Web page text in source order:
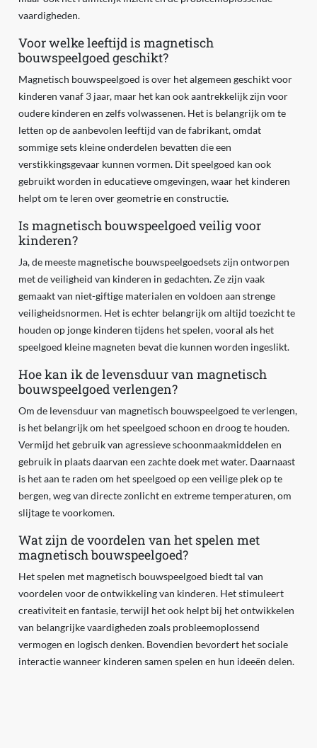
vaardigheden.
Voor welke leeftijd is magnetisch
bouwspeelgoed geschikt?
Magnetisch bouwspeelgoed is over het algemeen geschikt voor
kinderen vanaf 3 jaar, maar het kan ook aantrekkelijk zijn voor
oudere kinderen en zelfs volwassenen. Het is belangrijk om te
letten op de aanbevolen leeftijd van de fabrikant, omdat
sommige sets kleine onderdelen bevatten die een
verstikkingsgevaar kunnen vormen. Dit speelgoed kan ook
gebruikt worden in educatieve omgevingen, waar het kinderen
helpt om te leren over geometrie en constructie.
Is magnetisch bouwspeelgoed veilig voor
kinderen?
Ja, de meeste magnetische bouwspeelgoedsets zijn ontworpen
met de veiligheid van kinderen in gedachten. Ze zijn vaak
gemaakt van niet-giftige materialen en voldoen aan strenge
veiligheidsnormen. Het is echter belangrijk om altijd toezicht te
houden op jonge kinderen tijdens het spelen, vooral als het
speelgoed kleine magneten bevat die kunnen worden ingeslikt.
Hoe kan ik de levensduur van magnetisch
bouwspeelgoed verlengen?
Om de levensduur van magnetisch bouwspeelgoed te verlengen,
is het belangrijk om het speelgoed schoon en droog te houden.
Vermijd het gebruik van agressieve schoonmaakmiddelen en
gebruik in plaats daarvan een zachte doek met water. Daarnaast
is het aan te raden om het speelgoed op een veilige plek op te
bergen, weg van directe zonlicht en extreme temperaturen, om
slijtage te voorkomen.
Wat zijn de voordelen van het spelen met
magnetisch bouwspeelgoed?
Het spelen met magnetisch bouwspeelgoed biedt tal van
voordelen voor de ontwikkeling van kinderen. Het stimuleert
creativiteit en fantasie, terwijl het ook helpt bij het ontwikkelen
van belangrijke vaardigheden zoals probleemoplossend
vermogen en logisch denken. Bovendien bevordert het sociale
interactie wanneer kinderen samen spelen en hun ideeën delen.